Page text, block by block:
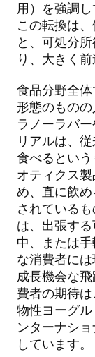
用）を強調
この転換は
と、可処分
り、大きく前
食品分野全
形態のもの
ラノーラバ
リアルは、
食べるとい
オティクス
め、直に飲
されている
は、出張す
中、または
な消費者に
成長機会な
費者の期待
物性ヨーグ
ンターナシ
しています。